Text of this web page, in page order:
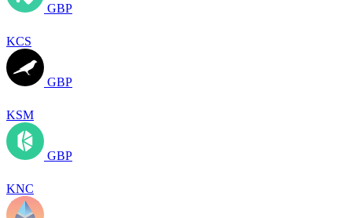
GBP
KCS
GBP
KSM
GBP
KNC